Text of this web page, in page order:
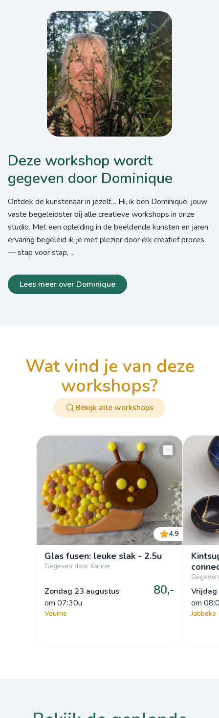
Deze workshop wordt
gegeven door Dominique
Ontdek de kunstenaar in jezelf… Hi, ik ben Dominique, jouw
vaste begeleidster bij alle creatieve workshops in onze
studio. Met een opleiding in de beeldende kunsten en jaren
ervaring begeleid ik je met plezier door elk creatief proces
— stap voor stap, ...
Lees meer over Dominique
wat vind je van deze
workshops?
Bekijk alle workshops
4.9
Glas fusen: leuke slak - 2.5u
Gegeven door Karine
Zondag 23 augustus
om 07:30u
80,-
Veurne
om
Jabbeke